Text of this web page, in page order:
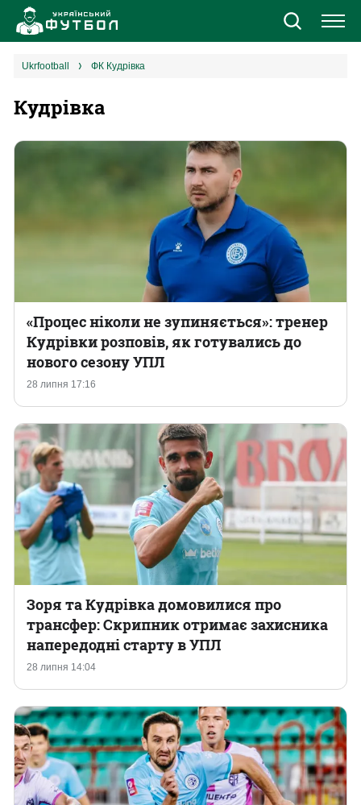
Єврокубки
УПЛ
1 ліга
Букмекери
ukrfootball ФК Кудрівка
Кудрівка
28 липня 17:16
«Процес ніколи не зупиняється»: тренер
Кудрівки розповів, як готувались до
нового сезону УПЛ
28 липня 14:04
Зоря та Кудрівка домовилися про
трансфер: Скрипник отримає захисника
напередодні старту в УПЛ